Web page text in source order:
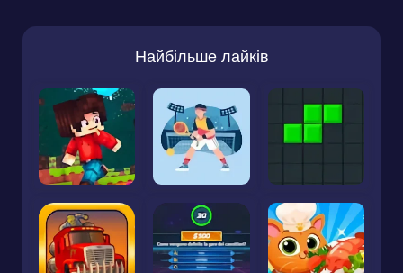
Найбільше лайків